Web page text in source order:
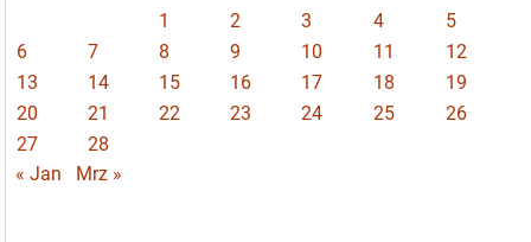
1 2 3 4
5
6
7 8 9 10 11
12
13
14 15 16 17 18
19
20
21 22 23 24 25
26
27
28
« Jan
Mrz »